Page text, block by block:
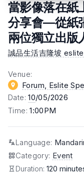
當影像落在紙
分享會—從紙
兩位獨立出版
誠品生活吉隆坡
Venue:
Forum, Eslite
Date:10/05/2026
Time:1:00PM
Language:
Category: Event
Duration: 120